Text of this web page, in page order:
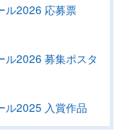
ル2026 応募票
ル2026 募集ポスタ
ル2025 入賞作品